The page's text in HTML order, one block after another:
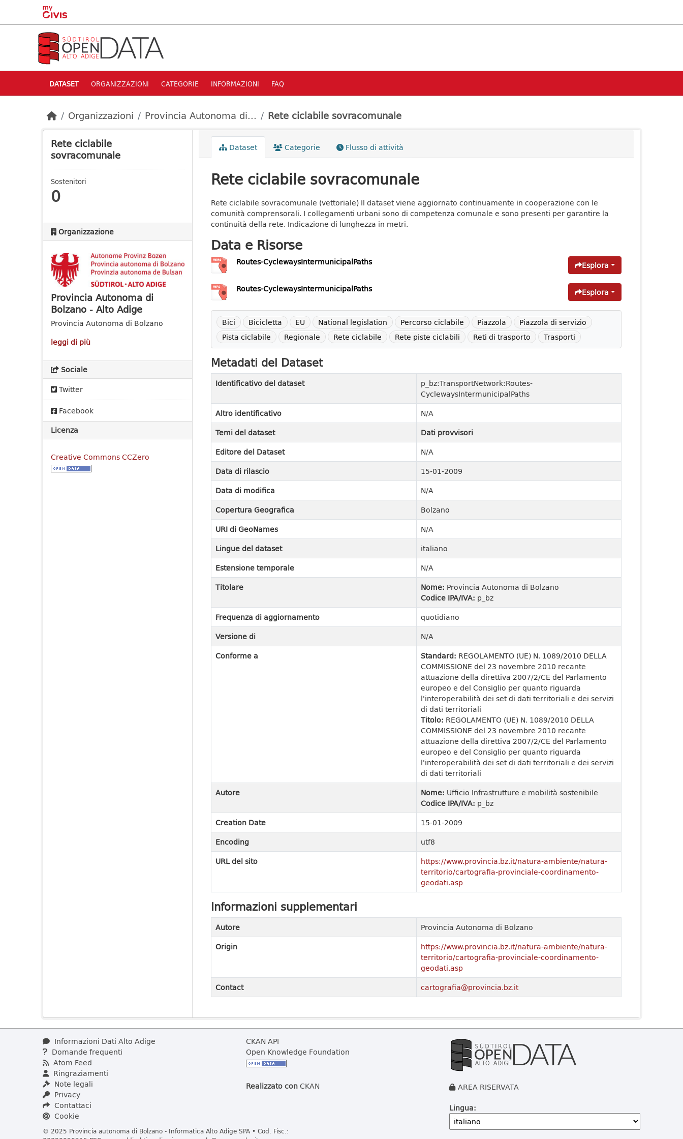
Skip to main content
DATASET ORGANIZZAZIONI CATEGORIE INFORMAZIONI FAQ
Organizzazioni Provincia Autonoma di... Rete ciclabile sovracomunale
Rete ciclabile
sovracomunale
Sostenitori
0
Organizzazione
Provincia Autonoma di
Bolzano - Alto Adige
Provincia Autonoma di Bolzano
leggi di più
Sociale
Twitter
Facebook
Licenza
Creative Commons CCZero
Dataset Categorie Flusso di attività
Rete ciclabile sovracomunale
Rete ciclabile sovracomunale (vettoriale) Il dataset viene aggiornato continuamente in cooperazione con le
comunità comprensorali. I collegamenti urbani sono di competenza comunale e sono presenti per garantire la
continuità della rete. Indicazione di lunghezza in metri.
Data e Risorse
Routes-CyclewaysIntermunicipalPaths Esplora
Routes-CyclewaysIntermunicipalPaths Esplora
Bici Bicicletta EU National legislation Percorso ciclabile Piazzola
Piazzola di servizio
Pista ciclabile
Regionale Rete ciclabile Rete piste ciclabili Reti di trasporto Trasporti
Metadati del Dataset
Identificativo del dataset
p_bz:TransportNetwork:Routes-
CyclewaysIntermunicipalPaths
Altro identificativo
N/A
Temi del dataset
Dati provvisori
Editore del Dataset
N/A
Data di rilascio
15-01-2009
Data di modifica
N/A
Copertura Geografica
Bolzano
URI di GeoNames
N/A
Lingue del dataset
italiano
Estensione temporale
N/A
Titolare
Nome: Provincia Autonoma di Bolzano
Codice IPA/IVA: p_bz
Frequenza di aggiornamento
quotidiano
Versione di
N/A
Conforme a
Standard: REGOLAMENTO (UE) N. 1089/2010 DELLA
COMMISSIONE del 23 novembre 2010 recante
attuazione della direttiva 2007/2/CE del Parlamento
europeo e del Consiglio per quanto riguarda
l'interoperabilità dei set di dati territoriali e dei servizi
di dati territoriali
Titolo: REGOLAMENTO (UE) N. 1089/2010 DELLA
COMMISSIONE del 23 novembre 2010 recante
attuazione della direttiva 2007/2/CE del Parlamento
europeo e del Consiglio per quanto riguarda
l'interoperabilità dei set di dati territoriali e dei servizi
di dati territoriali
Autore
Nome: Ufficio Infrastrutture e mobilità sostenibile
Codice IPA/IVA: p_bz
Creation Date
15-01-2009
Encoding
utf8
URL del sito
https://www.provincia.bz.it/natura-ambiente/natura-
territorio/cartografia-provinciale-coordinamento-
geodati.asp
Informazioni supplementari
Autore
Provincia Autonoma di Bolzano
Origin
https://www.provincia.bz.it/natura-ambiente/natura-
territorio/cartografia-provinciale-coordinamento-
geodati.asp
Contact
cartografia@provincia.bz.it
Informazioni Dati Alto Adige
Domande frequenti
Atom Feed
Ringraziamenti
Note legali
Privacy
Contattaci
Cookie
© 2025 Provincia autonoma di Bolzano - Informatica Alto Adige SPA • Cod. Fisc.:
CKAN API
Open Knowledge Foundation
Realizzato conCKAN
AREA RISERVATA
Lingua